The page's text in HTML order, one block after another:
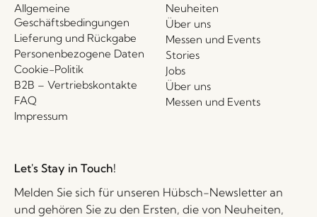
Allgemeine
Geschäftsbedingungen
Lieferung und Rückgabe
Personenbezogene Daten
Cookie-Politik
B2B – Vertriebskontakte
FAQ
Impressum
Neuheiten
Über uns
Messen und Events
Stories
Jobs
Über uns
Messen und Events
Let's Stay in Touch!
Melden Sie sich für unseren Hübsch-Newsletter an
und gehören Sie zu den Ersten, die von Neuheiten,